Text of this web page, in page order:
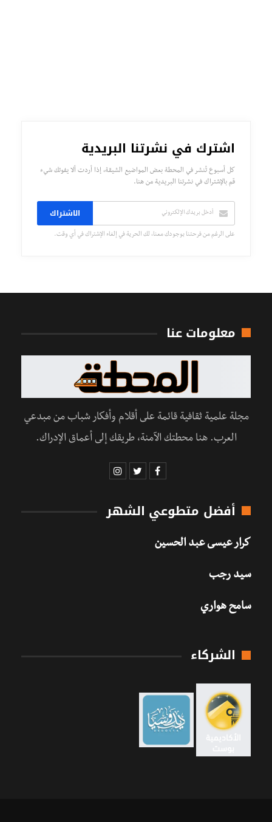
اشترك في نشرتنا البريدية
كل أسبوع تُنشر في المحطة بعض المواضيع الشيقة، إذا أردت ألا يفوتك شيء
قم بالإشتراك في نشرتنا البريدية من هنا.
الاشتراك
على الرغم من فرحتنا بوجودك معنا، لك الحرية في إلغاء الإشتراك في أي وقت.
معلومات عنا
مجلة علمية ثقافية قائمة على أقلام وأفكار شباب من مبدعي
العرب. هنا محطتك الآمنة، طريقك إلى أعماق الإدراك.
أفضل متطوعي الشهر
كرار عيسى عبد الحسين
سيد رجب
سامح هواري
الشركاء